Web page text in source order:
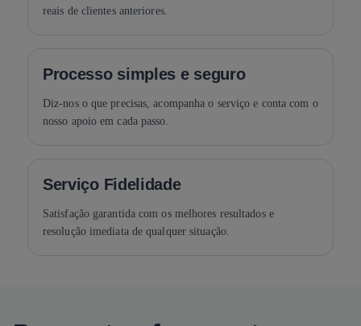
reais de clientes anteriores.
Processo simples e seguro
Diz-nos o que precisas, acompanha o serviço e conta com o
nosso apoio em cada passo.
Serviço Fidelidade
Satisfação garantida com os melhores resultados e
resolução imediata de qualquer situação.